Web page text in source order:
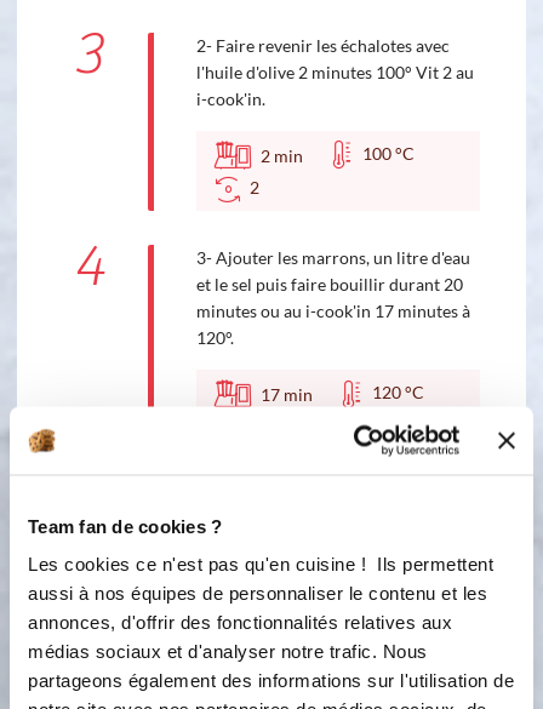
Team fan de cookies ?
Les cookies ce n'est pas qu'en cuisine ! Ils permettent
aussi à nos équipes de personnaliser le contenu et les
annonces, d'offrir des fonctionnalités relatives aux
médias sociaux et d'analyser notre trafic. Nous
partageons également des informations sur l'utilisation de
3
2- Faire revenir les échalotes avec
l'huile d'olive 2 minutes 100° Vit 2 au
i-cook'in.
2 min
100 °C
2
4
3- Ajouter les marrons, un litre d'eau
et le sel puis faire bouillir durant 20
minutes ou au i-cook'in 17 minutes à
120°.
17 min
120 °C
5
velouté au mixer ou en appuyant 5
de votre i-cook'in.
6
assiettes puis ajouter les dés de foie
gras qui vont cuire avec la chaleur.